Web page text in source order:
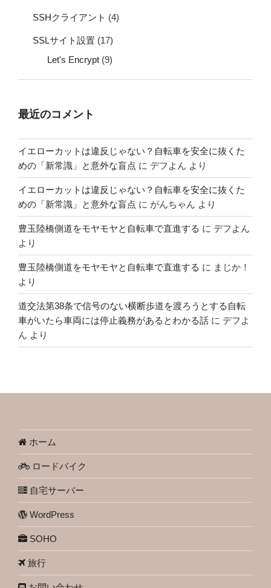
SSHクライアント (4)
SSLサイト設置 (17)
Let's Encrypt (9)
最近のコメント
イエローカットは違反じゃない？自転車を安全に抜くた
めの「新常識」と意外な盲点 に デフよん より
イエローカットは違反じゃない？自転車を安全に抜くた
めの「新常識」と意外な盲点 に がんちゃん より
豊玉陸橋側道をモヤモヤと自転車で直進する に デフよん
より
豊玉陸橋側道をモヤモヤと自転車で直進する に まじか！
より
道交法第38条で信号のない横断歩道を渡ろうとする自転
車がいたら車両には停止義務があるとわかる話 に デフよ
ん より
ホーム
ロードバイク
自宅サーバー
WordPress
SOHO
旅行